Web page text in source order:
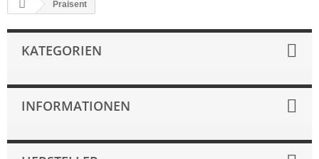
Praisent
KATEGORIEN
INFORMATIONEN